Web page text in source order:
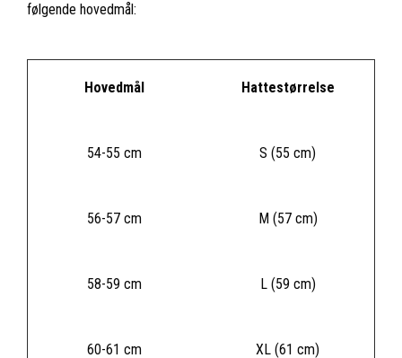
følgende hovedmål:
Hovedmål Hattestørrelse
54-55 cm S (55 cm)
56-57 cm M (57 cm)
58-59 cm L (59 cm)
60-61 cm XL (61 cm)